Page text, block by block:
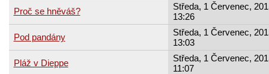
Proč se hněváš?
Středa, 1 Červenec,
13:26
Pod pandány
Středa, 1 Červenec,
13:03
Pláž v Dieppe
Středa, 1 Červenec,
11:07